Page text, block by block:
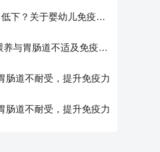
宝宝总生病就是免疫力低下？关于婴幼儿免疫力的真相，家长必须了解！
宝宝喂养难题：奶粉喂养与胃肠道不适及免疫力提升的奥秘
肠道不耐受，提升免疫力
肠道不耐受，提升免疫力